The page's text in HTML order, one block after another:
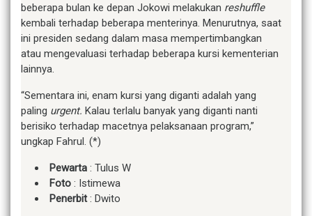
beberapa bulan ke depan Jokowi melakukan reshuffle
kembali terhadap beberapa menterinya. Menurutnya, saat
ini presiden sedang dalam masa mempertimbangkan
atau mengevaluasi terhadap beberapa kursi kementerian
lainnya.
“Sementara ini, enam kursi yang diganti adalah yang
paling urgent. Kalau terlalu banyak yang diganti nanti
berisiko terhadap macetnya pelaksanaan program,”
ungkap Fahrul. (*)
Pewarta : Tulus W
Foto : Istimewa
Penerbit: Dwito